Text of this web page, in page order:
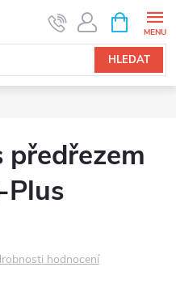
HLEDAT
NÁKUPNÍ
KOŠÍK
předřezem
Plus
hodnocení